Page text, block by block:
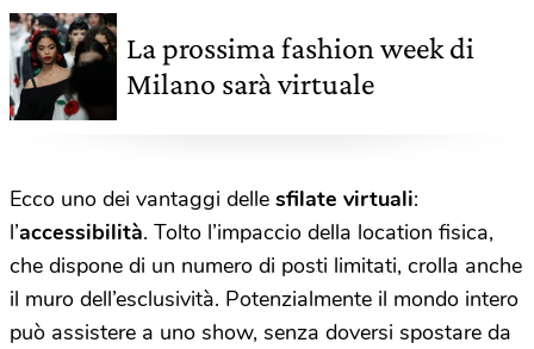
La prossima fashion week di
Milano sarà virtuale
Ecco uno dei vantaggi delle sfilate virtuali:
l’accessibilità. Tolto l’impaccio della location fisica,
che dispone di un numero di posti limitati, crolla anche
il muro dell’esclusività. Potenzialmente il mondo intero
può assistere a uno show, senza doversi spostare da